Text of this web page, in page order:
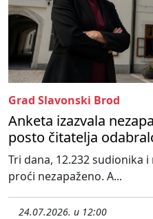
Grad Slavonski Brod
Anketa izazvala
posto čitatelja
Tri dana, 12.232 sudionika
proći nezapaženo. A...
24.07.2026. u 12:00